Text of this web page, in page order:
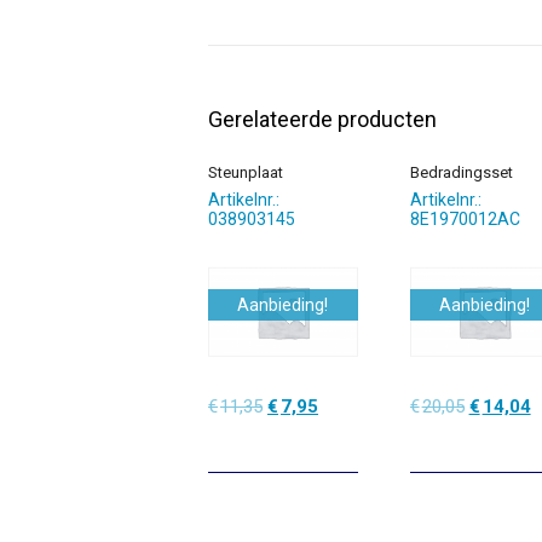
Gerelateerde producten
Steunplaat
Artikelnr.:
038903145
Aanbieding!
€11,35 Oorspronkelijke
€11,35.
€ 7,95
€7,95.
Bedradingsset
Artikelnr.:
8E1970012AC
Aanbieding!
€20,05
€20,05.
€ 14,04